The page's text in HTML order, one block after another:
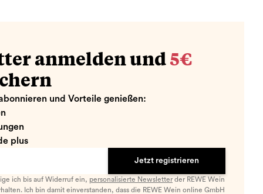
anmelden und 5€
und Vorteile genießen:
plus
Jetzt registrieren
ich bis auf Widerruf ein, personalisierte Newsletterder REWE Wein
Ich bin damit einverstanden, dass die REWE Wein online GmbH